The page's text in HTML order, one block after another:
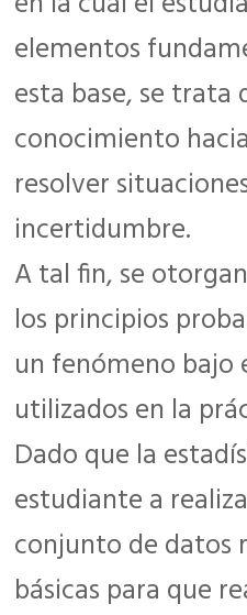
elementos
esta base, se trata
conocimiento
resolver
incertidumbre.
A tal fin, se
los principios
un fenómeno bajo
utilizados en la
Dado que la
estudiante a
conjunto de datos
básicas para que